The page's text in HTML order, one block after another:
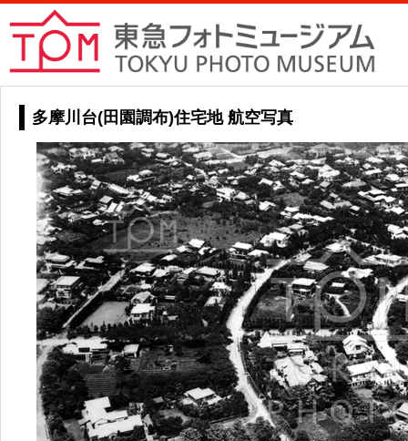
多摩川台(田園調布)住宅地 航空写真